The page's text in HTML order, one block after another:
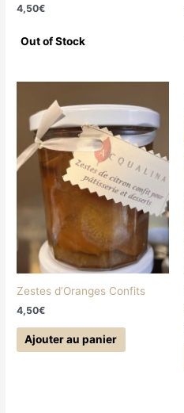
4,50€
Zestes d’Oranges Confits
4,50€
Ajouter au panier